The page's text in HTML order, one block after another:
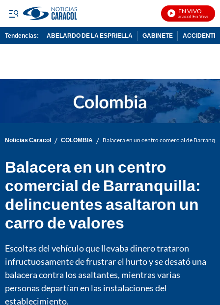
EN VIVO
Noticias Caracol En Vivo
Tendencias: ABELARDO DE LA ESPRIELLA GABINETE ACCIDENTE
Noticias Caracol / COLOMBIA / Balacera en un centro comercial de
Balacera en un centro
comercial de Barranquilla:
delincuentes asaltaron un
carro de valores
Escoltas del vehículo que llevaba dinero trataron
infructuosamente de frustrar el hurto y se desató una
balacera contra los asaltantes, mientras varias
personas departían en las instalaciones del
establecimiento.